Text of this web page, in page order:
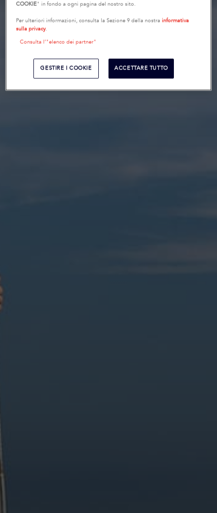
COOKIE" in fondo a ogni pagina del nostro sito.
Per ulteriori informazioni, consulta la Sezione 9 della nostra informativa
sulla privacy.
Consulta l’"elenco dei partner"
GESTIRE I COOKIE ACCETTARE TUTTO